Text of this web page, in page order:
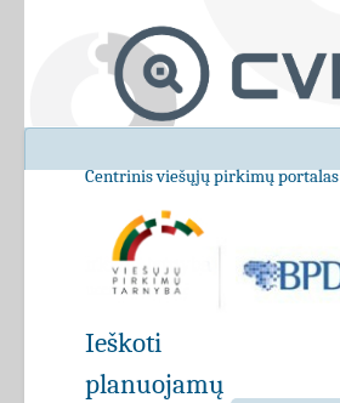
Centrinis viešųjų pirkimų portalas
Ieškoti
planuojamų